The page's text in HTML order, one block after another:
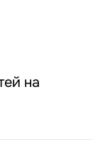
на